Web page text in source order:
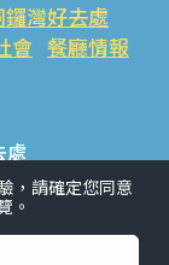
鑼灣好去處
會 餐廳情報
處
好去處 社會
，請確定您同意
。